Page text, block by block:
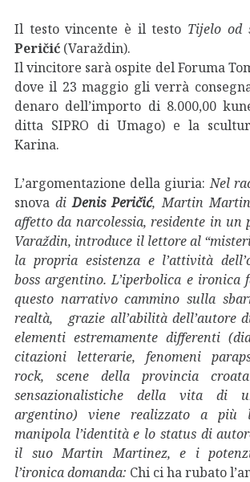
Il testo vincente è il testo Tijelo od
Peričić (Varaždin).
Il vincitore sarà ospite del Foruma
dove il 23 maggio gli verrà
denaro dell’importo di 8.000,00
ditta SIPRO di Umago) e la
Karina.
L’argomentazione della giuria: Nel
snova diDenis Peričić, Martin
affetto da narcolessia, residente in un
Varaždin, introduce il lettore al
la propria esistenza e l’attività
boss argentino. L’iperbolica e ironica
questo narrativo cammino sulla
realtà, grazie all’abilità dell’autore
elementi estremamente differenti
citazioni letterarie, fenomeni
rock, scene della provincia
sensazionalistiche della vita di
argentino) viene realizzato a più
manipola l’identità e lo status di
il suo Martin Martinez, e i
l’ironica domanda: Chi ci ha rubato